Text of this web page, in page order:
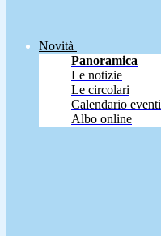
Novità
Panoramica
Le notizie
Le circolari
Calendario eventi
Albo online